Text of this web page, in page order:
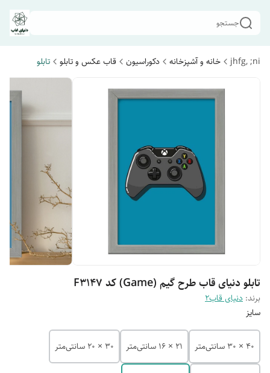
جستجو
jhfg, ;ni خانه و آشپزخانه دکوراسیون قاب عکس و تابلو تابلو
تابلو دنیای قاب طرح گیم (Game) کد F3147
برند: دنیای قاب2
سایز
40 × 30 سانتی‌متر 21 × 16 سانتی‌متر 30 × 20 سانتی‌متر